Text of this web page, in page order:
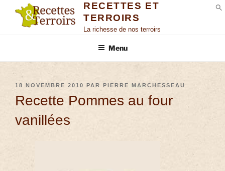
RECETTES ET
TERROIRS
La richesse de nos terroirs
Menu
18 NOVEMBRE 2010 PAR PIERRE MARCHESSEAU
Recette Pommes au four
vanillées